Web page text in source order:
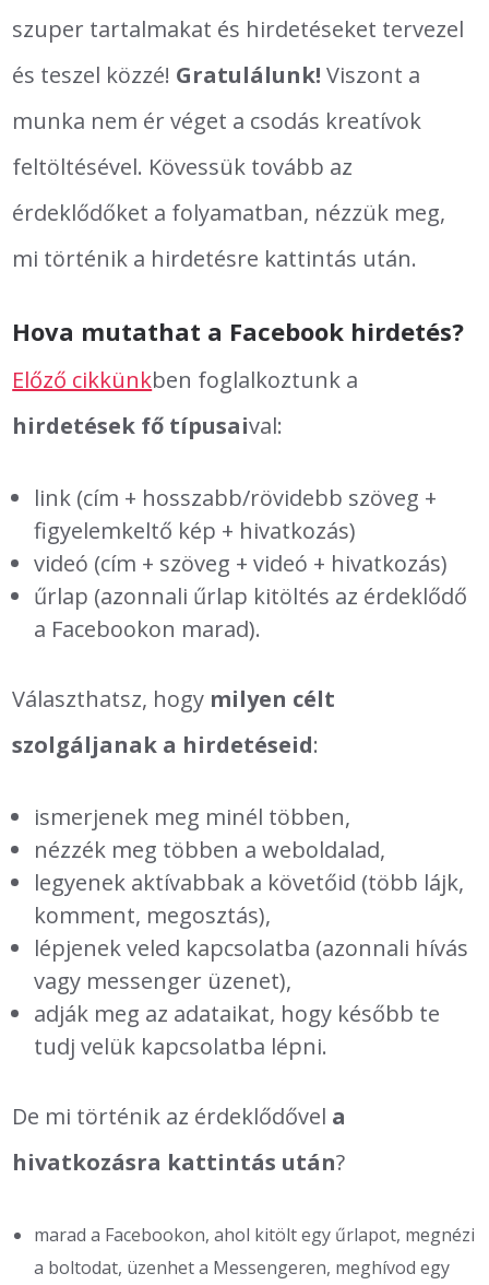
szuper tartalmakat és hirdetéseket tervezel
és teszel közzé! Gratulálunk!Viszont a
munka nem ér véget a csodás kreatívok
feltöltésével. Kövessük tovább az
érdeklődőket a folyamatban, nézzük meg,
mi történik a hirdetésre kattintás után.
Hova mutathat a Facebook hirdetés?
Előző cikkünkben foglalkoztunk a
hirdetések fő típusaival:
link (cím + hosszabb/rövidebb szöveg +
figyelemkeltő kép + hivatkozás)
videó (cím + szöveg + videó + hivatkozás)
űrlap (azonnali űrlap kitöltés az érdeklődő
a Facebookon marad).
Választhatsz, hogy milyen célt
szolgáljanak a hirdetéseid:
ismerjenek meg minél többen,
nézzék meg többen a weboldalad,
legyenek aktívabbak a követőid (több lájk,
komment, megosztás),
lépjenek veled kapcsolatba (azonnali hívás
vagy messenger üzenet),
adják meg az adataikat, hogy később te
tudj velük kapcsolatba lépni.
De mi történik az érdeklődővel a
hivatkozásra kattintás után?
marad a Facebookon, ahol kitölt egy űrlapot, megnézi
a boltodat, üzenhet a Messengeren, meghívod egy